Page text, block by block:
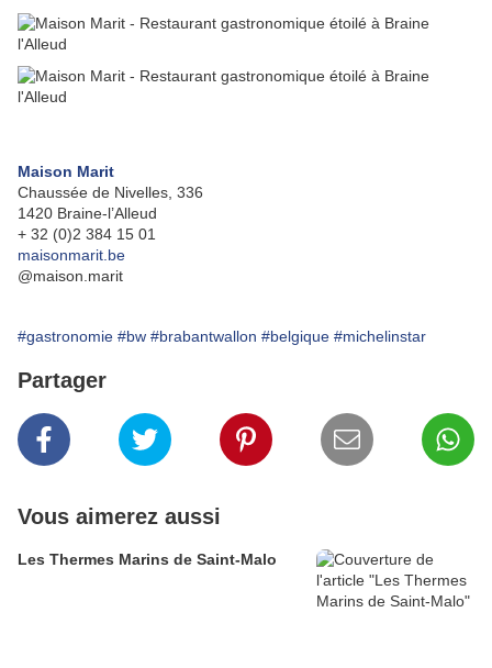
Maison Marit
Chaussée de Nivelles, 336
1420 Braine-l’Alleud
+ 32 (0)2 384 15 01
maisonmarit.be
@maison.marit
#gastronomie #bw #brabantwallon #belgique #michelinstar
Partager
Vous aimerez aussi
Les Thermes Marins de Saint-Malo